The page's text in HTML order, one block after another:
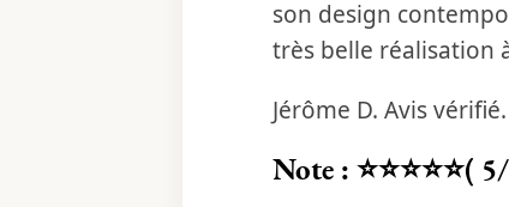
son design
très belle réalisation
Jérôme D. Avis vérifié.
Note : ⭐⭐⭐⭐⭐(